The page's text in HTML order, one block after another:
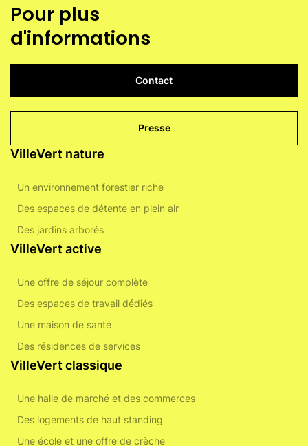
Pour plus
d'informations
Contact
Presse
VilleVert nature
Un environnement forestier riche
Des espaces de détente en plein air
Des jardins arborés
VilleVert active
Une offre de séjour complète
Des espaces de travail dédiés
Une maison de santé
Des résidences de services
VilleVert classique
Une halle de marché et des commerces
Des logements de haut standing
Une école et une offre de crèche